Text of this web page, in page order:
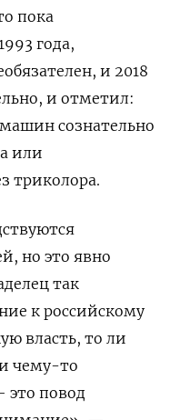
пока
года,
и 2018
и отметил:
сознательно
или
триколора.
но это явно
так
к российскому
власть, то ли
чему-то
это повод